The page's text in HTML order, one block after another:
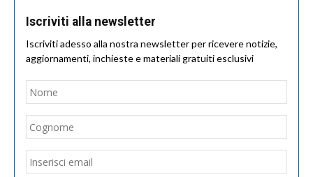
Iscriviti alla newsletter
Iscriviti adesso alla nostra newsletter per ricevere notizie,
aggiornamenti, inchieste e materiali gratuiti esclusivi
Nome
Email